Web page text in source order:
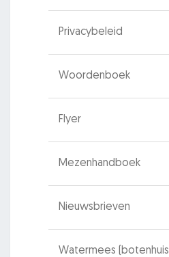
Privacybeleid
Woordenboek
Flyer
Mezenhandboek
Nieuwsbrieven
Watermees (botenhuis)